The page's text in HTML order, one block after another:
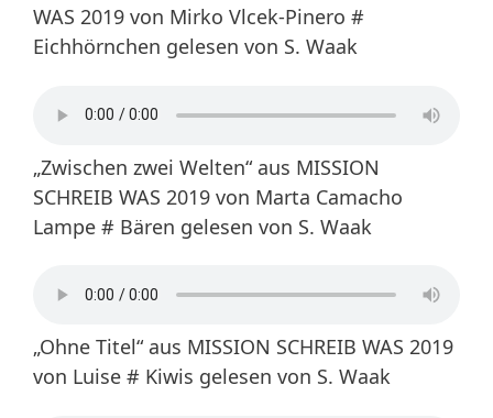
WAS 2019 von Mirko Vlcek-Pinero #
Eichhörnchen gelesen von S. Waak
„Zwischen zwei Welten“ aus MISSION
SCHREIB WAS 2019 von Marta Camacho
Lampe # Bären gelesen von S. Waak
„Ohne Titel“ aus MISSION SCHREIB WAS 2019
von Luise # Kiwis gelesen von S. Waak